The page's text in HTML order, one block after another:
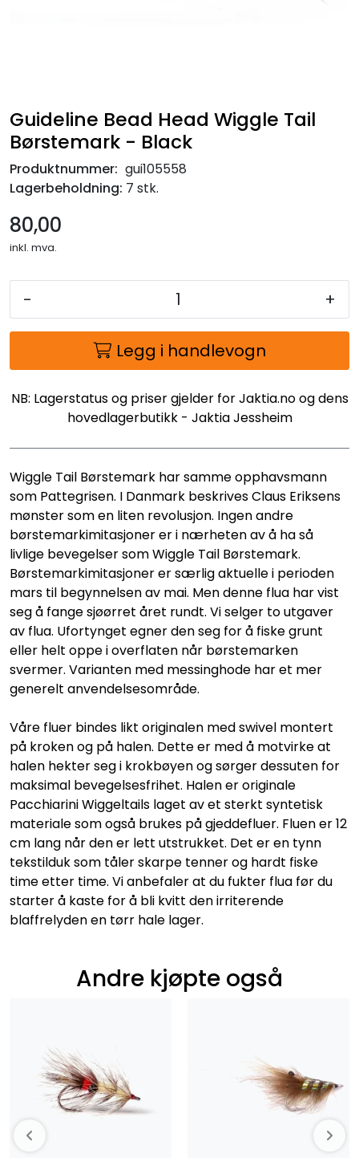
Guideline Bead Head Wiggle Tail
Børstemark - Black
Produktnummer: gui105558
Lagerbeholdning: 7 stk.
80,00
inkl. mva.
- +
Legg i handlevogn
NB: Lagerstatus og priser gjelder for Jaktia.no og dens
hovedlagerbutikk - Jaktia Jessheim
Wiggle Tail Børstemark har samme opphavsmann
som Pattegrisen. I Danmark beskrives Claus Eriksens
mønster som en liten revolusjon. Ingen andre
børstemarkimitasjoner er i nærheten av å ha så
livlige bevegelser som Wiggle Tail Børstemark.
Børstemarkimitasjoner er særlig aktuelle i perioden
mars til begynnelsen av mai. Men denne flua har vist
seg å fange sjøørret året rundt. Vi selger to utgaver
av flua. Ufortynget egner den seg for å fiske grunt
eller helt oppe i overflaten når børstemarken
svermer. Varianten med messinghode har et mer
generelt anvendelsesområde.
Våre fluer bindes likt originalen med swivel montert
på kroken og på halen. Dette er med å motvirke at
halen hekter seg i krokbøyen og sørger dessuten for
maksimal bevegelsesfrihet. Halen er originale
Pacchiarini Wiggeltails laget av et sterkt syntetisk
materiale som også brukes på gjeddefluer. Fluen er 12
cm lang når den er lett utstrukket. Det er en tynn
tekstilduk som tåler skarpe tenner og hardt fiske
time etter time. Vi anbefaler at du fukter flua før du
starter å kaste for å bli kvitt den irriterende
blaffrelyden en tørr hale lager.
Andre kjøpte også